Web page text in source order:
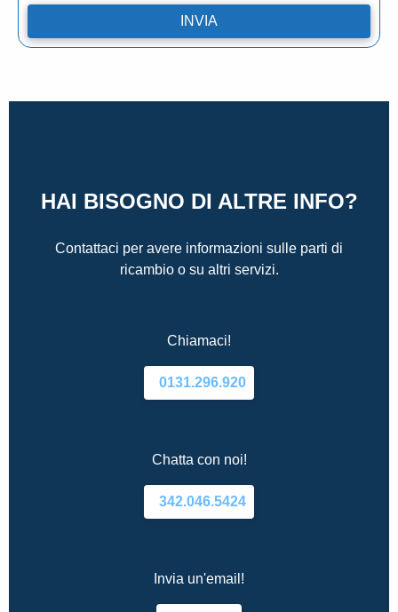
HAI BISOGNO DI ALTRE INFO?
Contattaci per avere informazioni sulle parti di
ricambio o su altri servizi.
Chiamaci!
0131.296.920
Chatta con noi!
342.046.5424
Invia un'email!